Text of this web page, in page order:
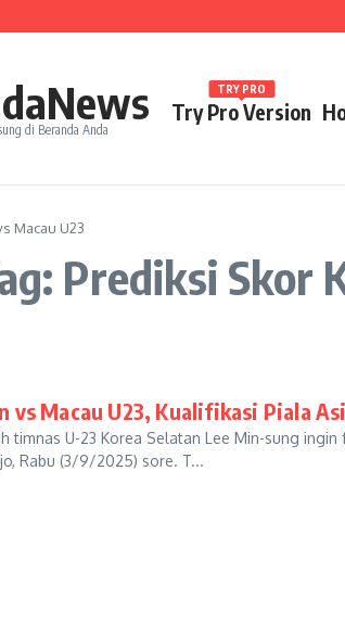
Pelatih Timnas Italia
di Beranda Anda
Try Pro Version
TRY PRO
Macau U23
Prediksi Skor
vs Macau U23, Kualifikasi Piala
timnas U-23 Korea Selatan Lee Min-sung
Rabu (3/9/2025) sore. T...